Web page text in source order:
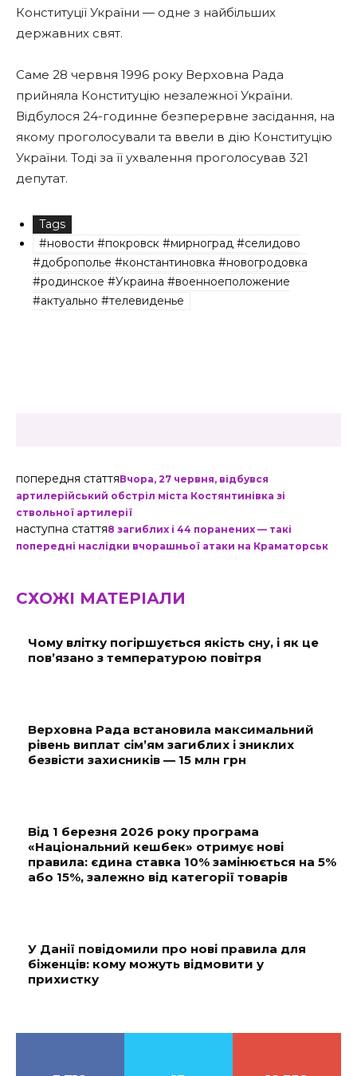
Конституції України — одне з найбільших
державних свят.
Саме 28 червня 1996 року Верховна Рада
прийняла Конституцію незалежної України.
Відбулося 24-годинне безперервне засідання, на
якому проголосували та ввели в дію Конституцію
України. Тоді за її ухвалення проголосував 321
депутат.
Tags
#новости #покровск #мирноград #селидово
#доброполье #константиновка #новогродовка
#родинское #Украина #военноеположение
#актуально #телевиденье
попередня статтяВчора, 27 червня, відбувся
артилерійський обстріл міста Костянтинівка зі
ствольної артилерії
наступна стаття8 загиблих і 44 поранених — такі
попередні наслідки вчорашньої атаки на Краматорськ
СХОЖІ МАТЕРІАЛИ
Чому влітку погіршується якість сну, і як це
пов’язано з температурою повітря
Верховна Рада встановила максимальний
рівень виплат сім’ям загиблих і зниклих
безвісти захисників — 15 млн грн
Від 1 березня 2026 року програма
«Національний кешбек» отримує нові
правила: єдина ставка 10% замінюється на 5%
або 15%, залежно від категорії товарів
У Данії повідомили про нові правила для
біженців: кому можуть відмовити у
прихистку